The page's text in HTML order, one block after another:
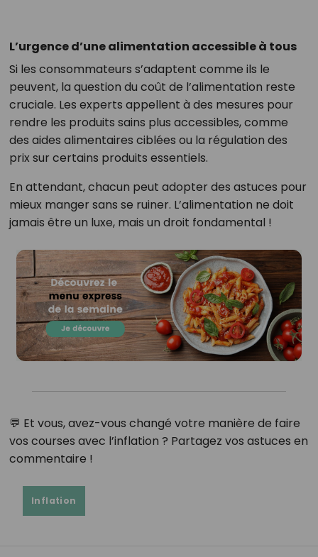
L’urgence d’une alimentation accessible à tous
Si les consommateurs s’adaptent comme ils le
peuvent, la question du coût de l’alimentation reste
cruciale. Les experts appellent à des mesures pour
rendre les produits sains plus accessibles, comme
des aides alimentaires ciblées ou la régulation des
prix sur certains produits essentiels.
En attendant, chacun peut adopter des astuces pour
mieux manger sans se ruiner. L’alimentation ne doit
jamais être un luxe, mais un droit fondamental !
💬 Et vous, avez-vous changé votre manière de faire
vos courses avec l’inflation ? Partagez vos astuces en
commentaire !
Inflation